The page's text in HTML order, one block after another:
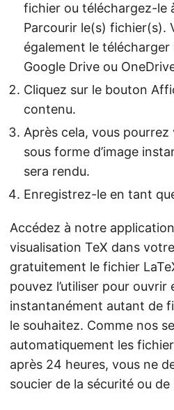
fichier ou téléchargez-le
Parcourir le(s) fichier(s).
également le
Google Drive ou
Cliquez sur le bouton
contenu.
Après cela, vous
sous forme d’image
sera rendu.
Enregistrez-le en tant
Accédez à notre
visualisation TeX dans
gratuitement le fichier
pouvez l’utiliser pour
instantanément autant de
le souhaitez. Comme nos
automatiquement les
après 24 heures, vous ne
soucier de la sécurité ou